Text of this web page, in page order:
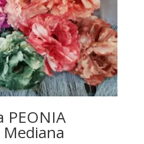
PEONIA
Mediana